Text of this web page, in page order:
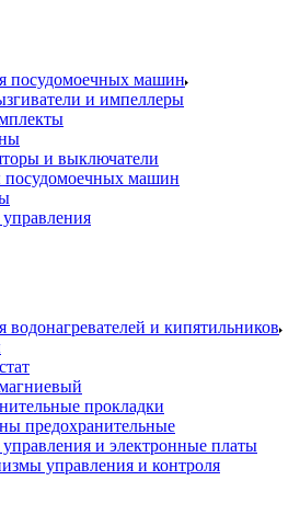
посудомоечных машин
и импеллеры
и выключатели
машин
водонагревателей и кипятильников
прокладки
предохранительные
и электронные платы
управления и контроля